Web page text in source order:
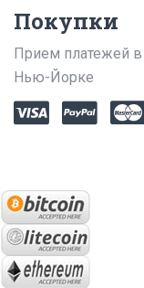
Покупки
Прием платежей
Нью-Йорке